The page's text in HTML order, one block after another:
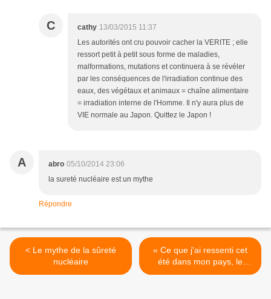
C cathy 13/03/2015 11:37
Les autorités ont cru pouvoir cacher la VERITE ; elle
ressort petit à petit sous forme de maladies,
malformations, mutations et continuera à se révéler
par les conséquences de l'irradiation continue des
eaux, des végétaux et animaux = chaîne alimentaire
= irradiation interne de l'Homme. Il n'y aura plus de
VIE normale au Japon. Quittez le Japon !
A abro 05/10/2014 23:06
la sureté nucléaire est un mythe
Répondre
< Le mythe de la sûreté
nucléaire
« Ce que j'ai ressenti cet
été dans mon pays, le
Japon » >